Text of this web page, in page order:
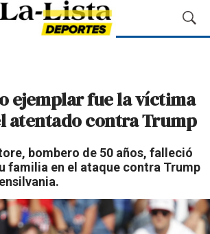
M
o
a
r
B
s
q
e
d
a
ejemplar fue la víctima
atentado contra Trump
bombero de 50 años, falleció
familia en el ataque contra Trump